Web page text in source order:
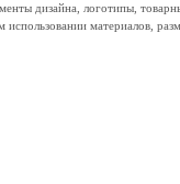
дизайна, логотипы,
материалов,